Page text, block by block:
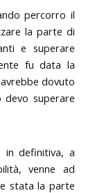
percorro il
la parte di
e superare
fu data la
dovuto
devo superare
in definitiva, a
venne ad
stata la parte